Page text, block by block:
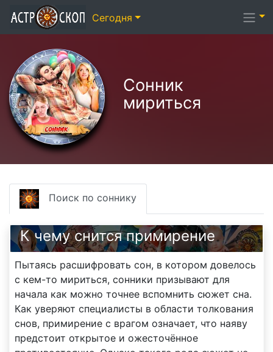
Сонник
мириться
Поиск по соннику
К чему снится примирение
Пытаясь расшифровать сон, в котором довелось
с кем-то мириться, сонники призывают для
начала как можно точнее вспомнить сюжет сна.
Как уверяют специалисты в области толкования
снов, примирение с врагом означает, что наяву
предстоит открытое и ожесточённое
Сегодня